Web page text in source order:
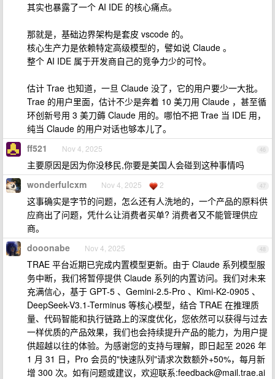
其实也暴露了一个 AI IDE 的核心痛点。
那就是，基础边界架构是套皮 vscode 的。
核心生产力是依赖特定高级模型的，譬如说 Claude 。
整个 AI IDE 属于开发商自己的竞争力少的可怜。
估计 Trae 也知道，一旦 Claude 没了，它的用户要少一大批。
Trae 的用户里面，估计不少是奔着 10 美刀用 Claude ，甚至循
环创新号用 3 美刀薅 Claude 用的。哪怕不把 Trae 当 IDE 用，
纯当 Claude 的用户对话也够本儿了。
46
ff521 Nov 4, 2025
主要原因是因为你没移民,你要是美国人会碰到这种事情吗
47
wonderfulcxm Nov 4, 2025 2
这事确实是字节的问题，怎么还有人洗地的，一个产品的原料供
应商出了问题，凭什么让消费者买单? 消费者又不能管理供应
商。
48
dooonabe Nov 4, 2025
TRAE 平台近期已完成内置模型更新。由于 Claude 系列模型服
务中断，我们将暂停提供 Claude 系列的内置访问。我们对未来
充满信心，基于 GPT-5 、Gemini-2.5-Pro 、Kimi-K2-0905 、
DeepSeek-V3.1-Terminus 等核心模型，结合 TRAE 在推理质
量、代码智能和执行链路上的深度优化，您依然可以获得与过去
一样优质的产品效果，我们也会持续提升产品的能力，为用户提
供超越以往的体验。为感谢您的支持与理解，即日起至 2026 年
1 月 31 日，Pro 会员的"快速队列"请求次数额外+50%，每月新
增 300 次。如有问题或建议，欢迎联系:feedback@mail.trae.ai